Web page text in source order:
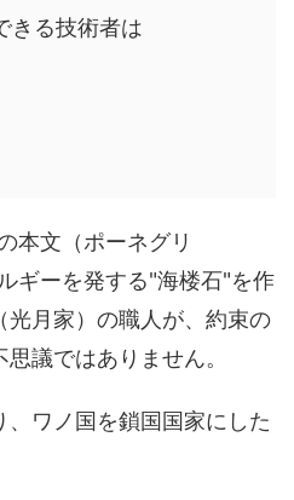
きる技術者は
本文（ポーネグリ
ギーを発する"海楼石"を作
光月家）の職人が、約束の
議ではありません。
ワノ国を鎖国国家にした